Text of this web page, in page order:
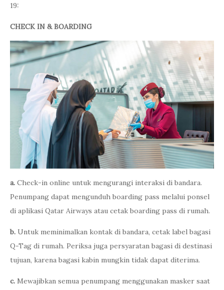
19:
CHECK IN & BOARDING
a. Check-in online untuk mengurangi interaksi di bandara.
Penumpang dapat mengunduh boarding pass melalui ponsel
di aplikasi Qatar Airways atau cetak boarding pass di rumah.
b. Untuk meminimalkan kontak di bandara, cetak label bagasi
Q-Tag di rumah. Periksa juga persyaratan bagasi di destinasi
tujuan, karena bagasi kabin mungkin tidak dapat diterima.
c. Mewajibkan semua penumpang menggunakan masker saat